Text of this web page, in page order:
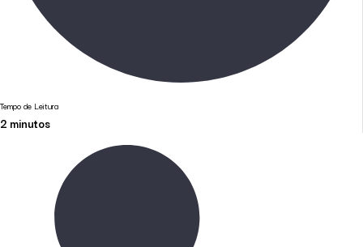
Tempo de Leitura
2 minutos